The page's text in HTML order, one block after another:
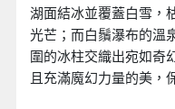
湖面結冰並覆蓋白雪，
光芒；而白鬚瀑布的溫
圍的冰柱交織出宛如奇
且充滿魔幻力量的美，